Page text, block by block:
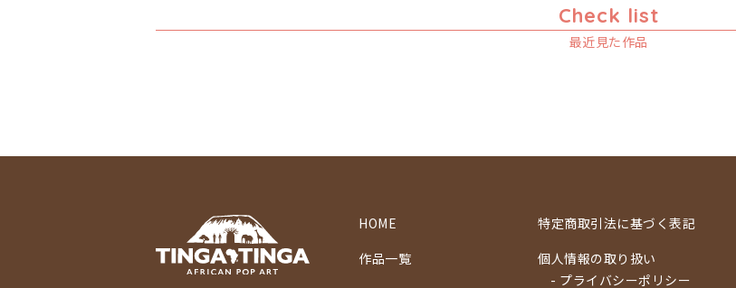
Check list
最近見た作品
HOME
作品一覧
特定商取引法に基づく表記
個人情報の取り扱い
- プライバシーポリシー